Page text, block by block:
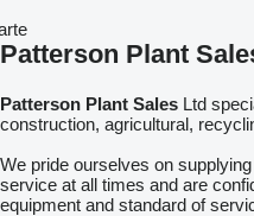
Patterson Plant
Patterson Plant Sales Ltd
construction, agricultural,
We pride ourselves on
service at all times and are
equipment and standard of